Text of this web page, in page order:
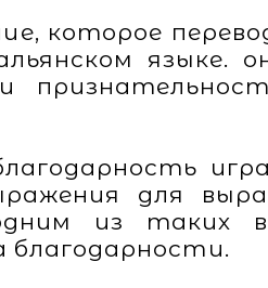
которое
языке.
для
из таких
благодарности.